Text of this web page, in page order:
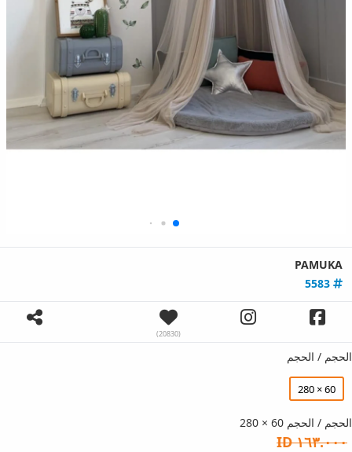
PAMUKA
(20830)
الحجم / الحجم
60 × 280
الحجم / الحجم 60 × 280
١٦٣.٠٠٠ ID